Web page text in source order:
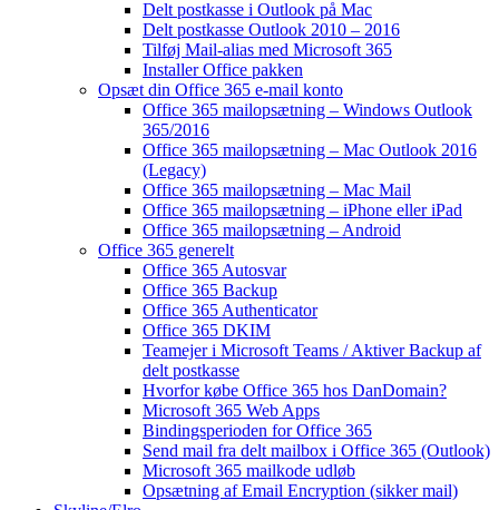
Delt postkasse i Outlook på Mac
Delt postkasse Outlook 2010 – 2016
Tilføj Mail-alias med Microsoft 365
Installer Office pakken
Opsæt din Office 365 e-mail konto
Office 365 mailopsætning – Windows Outlook
365/2016
Office 365 mailopsætning – Mac Outlook 2016
(Legacy)
Office 365 mailopsætning – Mac Mail
Office 365 mailopsætning – iPhone eller iPad
Office 365 mailopsætning – Android
Office 365 generelt
Office 365 Autosvar
Office 365 Backup
Office 365 Authenticator
Office 365 DKIM
Teamejer i Microsoft Teams / Aktiver Backup af
delt postkasse
Hvorfor købe Office 365 hos DanDomain?
Microsoft 365 Web Apps
Bindingsperioden for Office 365
Send mail fra delt mailbox i Office 365 (Outlook)
Microsoft 365 mailkode udløb
Opsætning af Email Encryption (sikker mail)